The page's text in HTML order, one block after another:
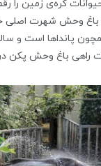
کره‌ی زمین را
باغ وحش شهرت اصلی
پانداها است و
راهی باغ وحش